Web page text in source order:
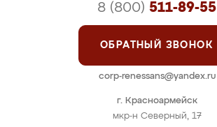
г. Красноармейск
мкр-н Северный, 17
8 (800) 511-89-55
ОБРАТНЫЙ ЗВОНОК
corp-renessans@yandex.ru